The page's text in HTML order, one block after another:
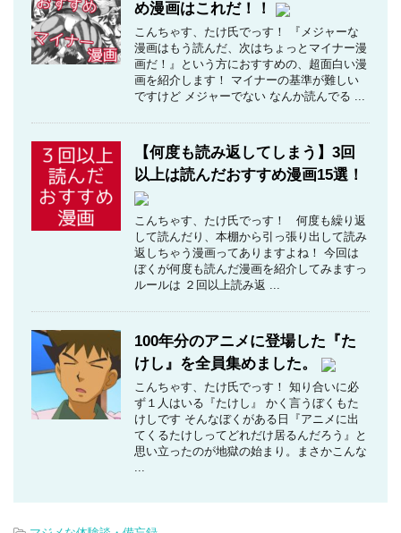
め漫画はこれだ！！
こんちゃす、たけ氏でっす！ 『メジャーな
漫画はもう読んだ、次はちょっとマイナー漫
画だ！』という方におすすめの、超面白い漫
画を紹介します！ マイナーの基準が難しい
ですけど メジャーでない なんか読んでる ...
【何度も読み返してしまう】3回
以上は読んだおすすめ漫画15選！
こんちゃす、たけ氏でっす！ 何度も繰り返
して読んだり、本棚から引っ張り出して読み
返しちゃう漫画ってありますよね！ 今回は
ぼくが何度も読んだ漫画を紹介してみますっ
ルールは ２回以上読み返 ...
100年分のアニメに登場した『た
けし』を全員集めました。
こんちゃす、たけ氏でっす！ 知り合いに必
ず１人はいる『たけし』 かく言うぼくもた
けしです そんなぼくがある日『アニメに出
てくるたけしってどれだけ居るんだろう』と
思い立ったのが地獄の始まり。まさかこんな
...